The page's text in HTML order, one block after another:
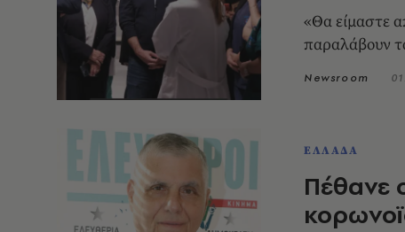
«Θα είμαστε
παραλάβουν
Newsroom
ΕΛΛΑΔΑ
Πέθανε